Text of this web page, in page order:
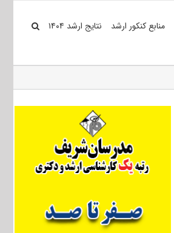
منابع کنکور ارشد نتایج ارشد ۱۴۰۴